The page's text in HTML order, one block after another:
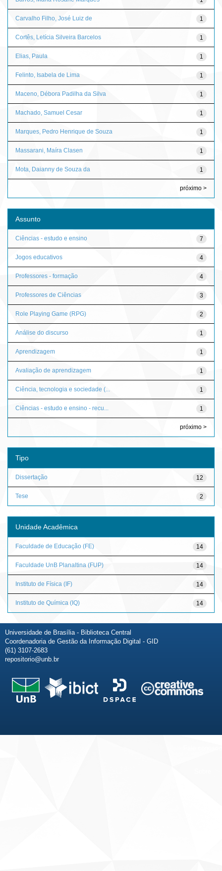
1
Carvalho Filho, José Luiz de
1
Cortês, Letícia Silveira Barcelos
1
Elias, Paula
1
Felinto, Isabela de Lima
1
Maceno, Débora Padilha da Silva
1
Machado, Samuel Cesar
1
Marques, Pedro Henrique de Souza
1
Massarani, Maíra Clasen
1
Mota, Daianny de Souza da
próximo >
Assunto
7
Ciências - estudo e ensino
4
Jogos educativos
4
Professores - formação
3
Professores de Ciências
2
Role Playing Game (RPG)
1
Análise do discurso
1
Aprendizagem
1
Avaliação de aprendizagem
1
Ciência, tecnologia e sociedade (...
1
Ciências - estudo e ensino - recu...
próximo >
Tipo
12
Dissertação
2
Tese
Unidade Acadêmica
14
Faculdade de Educação (FE)
14
Faculdade UnB Planaltina (FUP)
14
Instituto de Física (IF)
14
Instituto de Química (IQ)
Universidade de Brasília - Biblioteca Central
Coordenadoria de Gestão da Informação Digital - GID
(61) 3107-2683
repositorio@unb.br